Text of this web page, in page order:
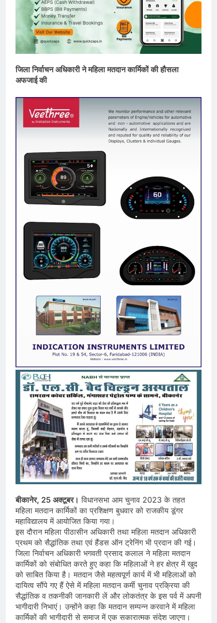
जिला निर्वाचन अधिकारी ने महिला मतदान कार्मिकों की हौसला
अफजाई की
बीकानेर, 25 अक्टूबर। विधानसभा आम चुनाव 2023 के तहत
महिला मतदान कार्मिकों का प्रशिक्षण बुधवार को राजकीय डूंगर
महाविद्यालय में आयोजित किया गया।
इस दौरान महिला पीठासीन अधिकारी तथा महिला मतदान अधिकारी
प्रथम को सैद्धांतिक तथा एवं हैंडस ऑन ट्रेनिंग भी प्रदान की गई।
जिला निर्वाचन अधिकारी भगवती प्रसाद कलाल ने महिला मतदान
कार्मिकों को संबोधित करते हुए कहा कि महिलाओं ने हर क्षेत्र में खुद
को साबित किया है। मतदान जैसे महत्वपूर्ण कार्य में भी महिलाओं को
दायित्व सौंपे गए हैं ऐसे में महिला मतदान कर्मी चुनाव प्रक्रिया की
सैद्धांतिक व तकनीकी जानकारी लें और लोकतंत्र के इस पर्व में अपनी
भागीदारी निभाएं। उन्होंने कहा कि मतदान सम्पन्न करवाने में महिला
कार्मिकों की भागीदारी से समाज में एक सकारात्मक संदेश जाएगा।